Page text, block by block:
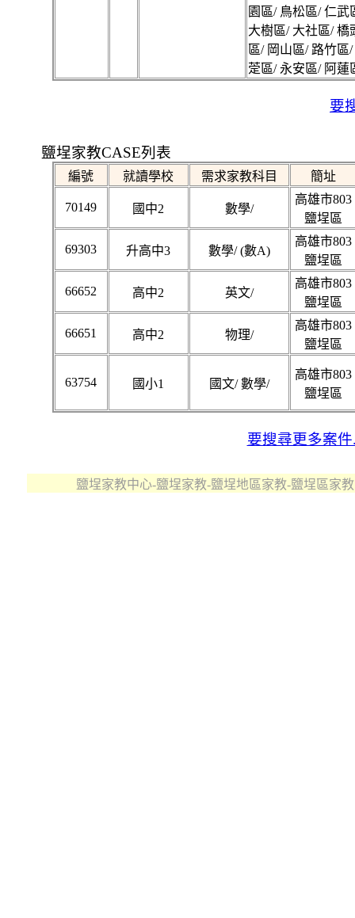
園區/ 鳥松區/ 仁武
大樹區/ 大社區/ 橋
區/ 岡山區/ 路竹區
萣區/ 永安區/ 阿蓮
要
鹽埕家教CASE列表
編號 就讀學校 需求家教科目 簡址
70149 國中2 數學/
高雄市803
鹽埕區
69303 升高中3 數學/ (數A)
高雄市803
鹽埕區
66652 高中2 英文/
高雄市803
鹽埕區
66651 高中2 物理/
高雄市803
鹽埕區
63754 國小1 國文/ 數學/
高雄市803
鹽埕區
要搜尋更多案件
鹽埕家教中心-鹽埕家教-鹽埕地區家教-鹽埕區家